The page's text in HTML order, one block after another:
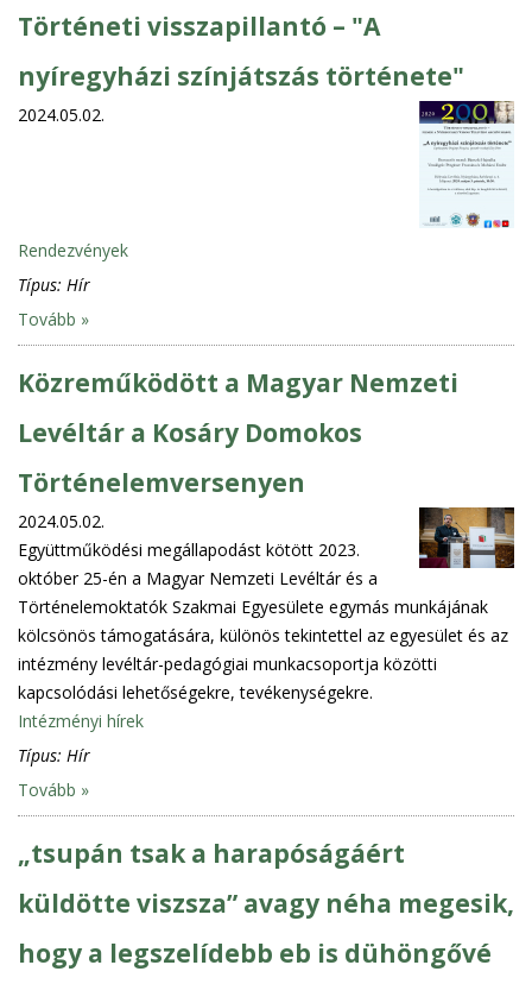
Történeti visszapillantó – "A
nyíregyházi színjátszás története"
2024.05.02.
Rendezvények
Típus: Hír
Tovább »
Közreműködött a Magyar Nemzeti
Levéltár a Kosáry Domokos
Történelemversenyen
2024.05.02.
Együttműködési megállapodást kötött 2023.
október 25-én a Magyar Nemzeti Levéltár és a
Történelemoktatók Szakmai Egyesülete egymás munkájának
kölcsönös támogatására, különös tekintettel az egyesület és az
intézmény levéltár-pedagógiai munkacsoportja közötti
kapcsolódási lehetőségekre, tevékenységekre.
Intézményi hírek
Típus: Hír
Tovább »
„tsupán tsak a harapóságáért
küldötte viszsza” avagy néha megesik,
hogy a legszelídebb eb is dühöngővé